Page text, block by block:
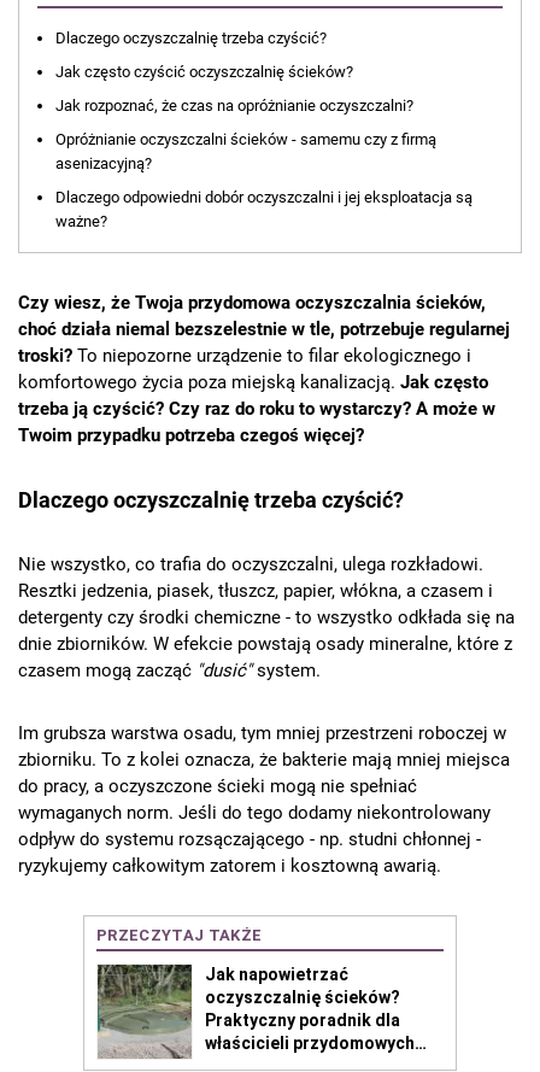
Dlaczego oczyszczalnię trzeba czyścić?
Jak często czyścić oczyszczalnię ścieków?
Jak rozpoznać, że czas na opróżnianie oczyszczalni?
Opróżnianie oczyszczalni ścieków - samemu czy z firmą
asenizacyjną?
Dlaczego odpowiedni dobór oczyszczalni i jej eksploatacja są
ważne?
Czy wiesz, że Twoja przydomowa oczyszczalnia ścieków,
choć działa niemal bezszelestnie w tle, potrzebuje regularnej
troski? To niepozorne urządzenie to filar ekologicznego i
komfortowego życia poza miejską kanalizacją. Jak często
trzeba ją czyścić? Czy raz do roku to wystarczy? A może w
Twoim przypadku potrzeba czegoś więcej?
Dlaczego oczyszczalnię trzeba czyścić?
Nie wszystko, co trafia do oczyszczalni, ulega rozkładowi.
Resztki jedzenia, piasek, tłuszcz, papier, włókna, a czasem i
detergenty czy środki chemiczne - to wszystko odkłada się na
dnie zbiorników. W efekcie powstają osady mineralne, które z
czasem mogą zacząć "dusić"system.
Im grubsza warstwa osadu, tym mniej przestrzeni roboczej w
zbiorniku. To z kolei oznacza, że bakterie mają mniej miejsca
do pracy, a oczyszczone ścieki mogą nie spełniać
wymaganych norm. Jeśli do tego dodamy niekontrolowany
odpływ do systemu rozsączającego - np. studni chłonnej -
ryzykujemy całkowitym zatorem i kosztowną awarią.